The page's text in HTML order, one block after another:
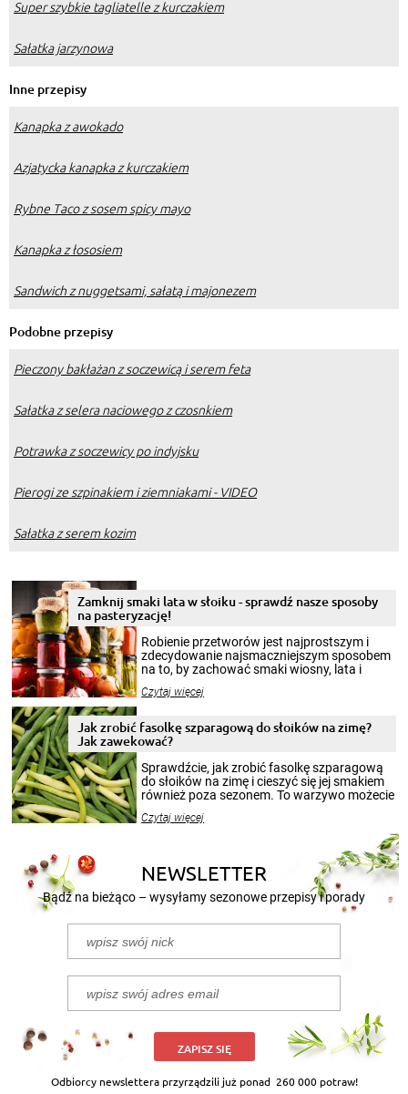
Super szybkie tagliatelle z kurczakiem
Sałatka jarzynowa
Inne przepisy
Kanapka z awokado
Azjatycka kanapka z kurczakiem
Rybne Taco z sosem spicy mayo
Kanapka z łososiem
Sandwich z nuggetsami, sałatą i majonezem
Podobne przepisy
Pieczony bakłażan z soczewicą i serem feta
Sałatka z selera naciowego z czosnkiem
Potrawka z soczewicy po indyjsku
Pierogi ze szpinakiem i ziemniakami - VIDEO
Sałatka z serem kozim
Zamknij smaki lata w słoiku - sprawdź nasze sposoby
na pasteryzację!
Robienie przetworów jest najprostszym i
zdecydowanie najsmaczniejszym sposobem
na to, by zachować smaki wiosny, lata i
krajobrazów, by cieszyć nimi oko w sezonie
pełni poczuć atmosferę cieplejszych
miesięcy. Przygotowanie słoików ze
patenty, które pozwolą zachować świeżość
przetworów.
Czytaj więcej
Jak zrobić fasolkę szparagową do słoików na zimę?
Jak zawekować?
Sprawdźcie, jak zrobić fasolkę szparagową
do słoików na zimę i cieszyć się jej smakiem
również poza sezonem. To warzywo możecie
nasze propozycje!
Czytaj więcej
NEWSLETTER
Bądź na bieżąco – wysyłamy sezonowe przepisy i porady
ZAPISZ SIĘ
Odbiorcy newslettera przyrządzili już ponad 260 000 potraw!